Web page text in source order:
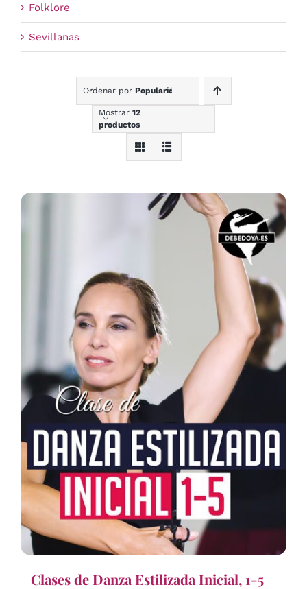
Folklore
Sevillanas
Ordenar por Popularidad
Mostrar 12
productos
Clases de Danza Estilizada Inicial, 1-5